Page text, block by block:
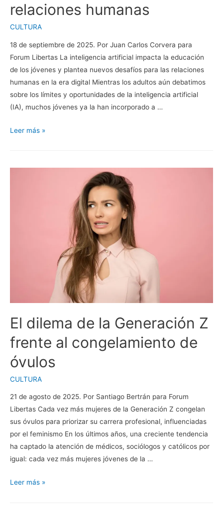
relaciones humanas
CULTURA
18 de septiembre de 2025. Por Juan Carlos Corvera para
Forum Libertas La inteligencia artificial impacta la educación
de los jóvenes y plantea nuevos desafíos para las relaciones
humanas en la era digital Mientras los adultos aún debatimos
sobre los límites y oportunidades de la inteligencia artificial
(IA), muchos jóvenes ya la han incorporado a …
Jóvenes
artificial:
Leer más »
El dilema de la Generación Z
frente al congelamiento de
óvulos
CULTURA
21 de agosto de 2025. Por Santiago Bertrán para Forum
Libertas Cada vez más mujeres de la Generación Z congelan
sus óvulos para priorizar su carrera profesional, influenciadas
por el feminismo En los últimos años, una creciente tendencia
ha captado la atención de médicos, sociólogos y católicos por
igual: cada vez más mujeres jóvenes de la …
El
Leer más »